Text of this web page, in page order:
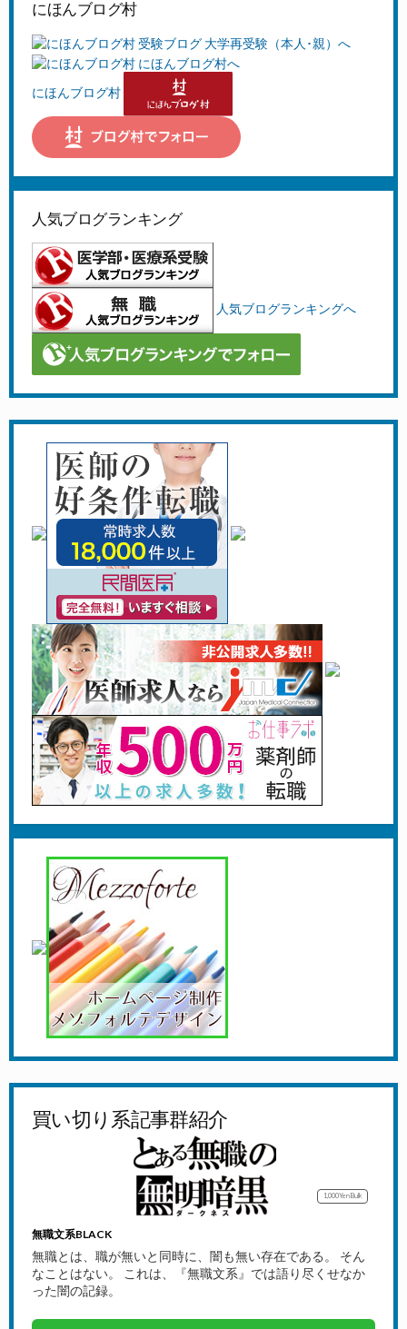
にほんブログ村
にほんブログ村
人気ブログランキング
人気ブログランキングへ
買い切り系記事群紹介
1,000YenBulk
無職文系BLACK
無職とは、職が無いと同時に、闇も無い存在である。 そん
なことはない。 これは、『無職文系』では語り尽くせなか
った闇の記録。